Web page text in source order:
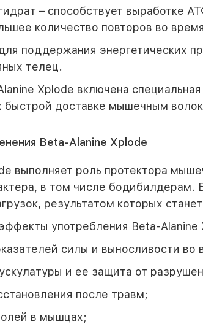
– способствует выработке
количество повторов во
поддержания энергетических
телец.
Xplode включена
быстрой доставке мышечным
Beta-Alanine Xplode
выполняет роль протектора
в том числе
результатом которых
употребления Beta-Alanine
силы и выносливости во
и ее защита от
после травм;
в мышцах;